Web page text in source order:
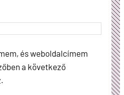
és weboldalcímem
a következő